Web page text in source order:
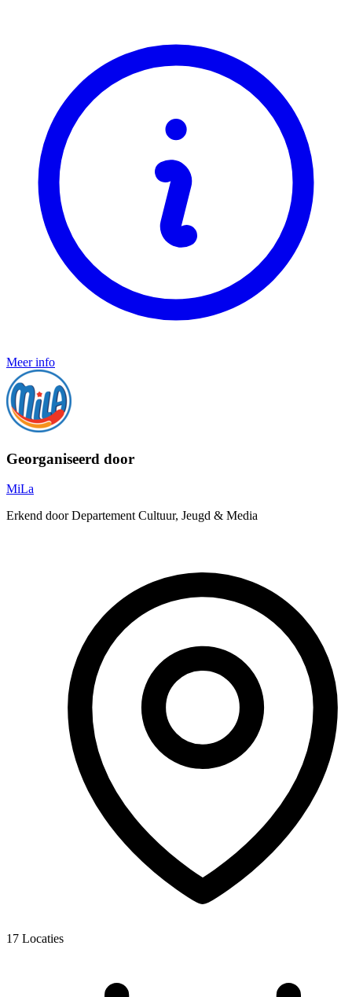
Meer info
Georganiseerd door
MiLa
Erkend door Departement Cultuur, Jeugd & Media
17 Locaties